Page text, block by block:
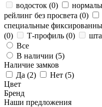
водосток (0)
рейлинг без просвета (0)
специальные
(0) Т-профиль (0)
Все
В наличии (5)
Наличие замков
Да (2) Нет (5)
Цвет
Бренд
Наши предложения